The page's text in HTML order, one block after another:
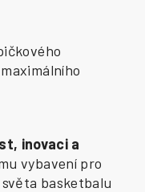
inovaci a
vybavení pro
basketbalu